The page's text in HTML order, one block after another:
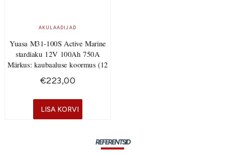
AKULAADIJAD
Yuasa M31-100S Active Marine
stardiaku 12V 100Ah 750A
Märkus: kaubaaluse koormus (12
€223,00
LISA KORVI
REFERENTSID